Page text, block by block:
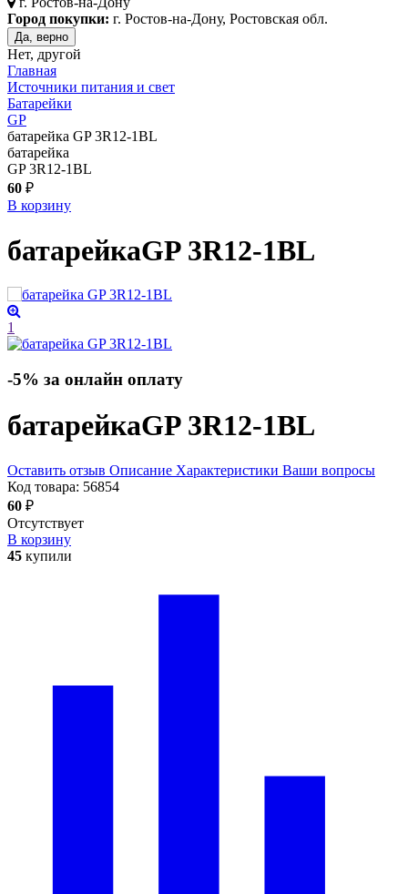
Город покупки: г. Ростов-на-Дону, Ростовская обл.
Да, верно
Нет, другой
Главная
Источники питания и свет
Батарейки
GP
батарейка GP 3R12-1BL
батарейка
GP 3R12-1BL
60 ₽
В корзину
батарейкаGP 3R12-1BL
1
-5% за онлайн оплату
батарейкаGP 3R12-1BL
Оставить отзыв Описание Характеристики Ваши вопросы
Код товара: 56854
60 ₽
Отсутствует
В корзину
45 купили